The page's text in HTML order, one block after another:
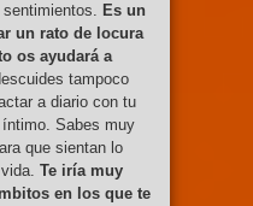
Es un
un rato de locura
os ayudará a
tampoco
a diario con tu
Sabes muy
que sientan lo
Te iría muy
en los que te